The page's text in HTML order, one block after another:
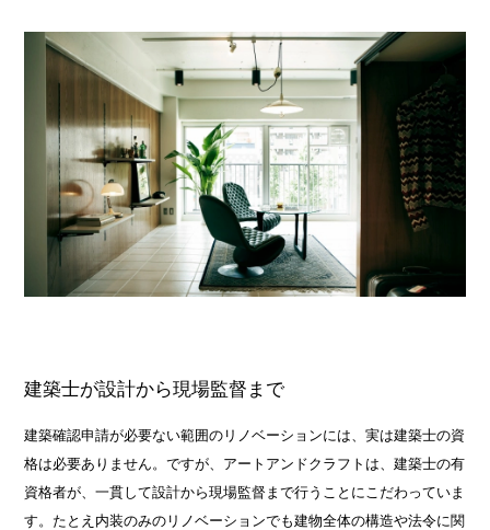
建築士が設計から現場監督まで
建築確認申請が必要ない範囲のリノベーションには、実は建築士の資
格は必要ありません。ですが、アートアンドクラフトは、建築士の有
資格者が、一貫して設計から現場監督まで行うことにこだわっていま
す。たとえ内装のみのリノベーションでも建物全体の構造や法令に関